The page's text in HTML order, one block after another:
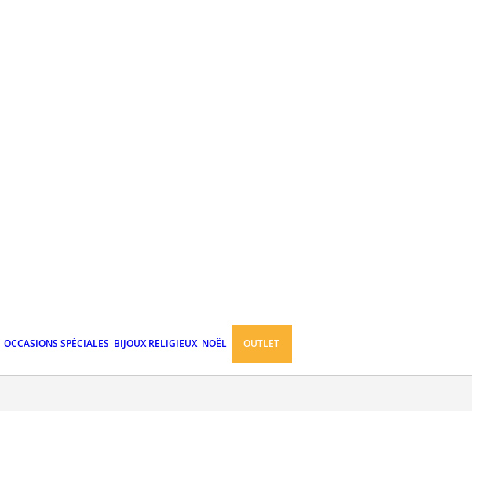
OCCASIONS SPÉCIALES BIJOUX RELIGIEUX NOËL OUTLET